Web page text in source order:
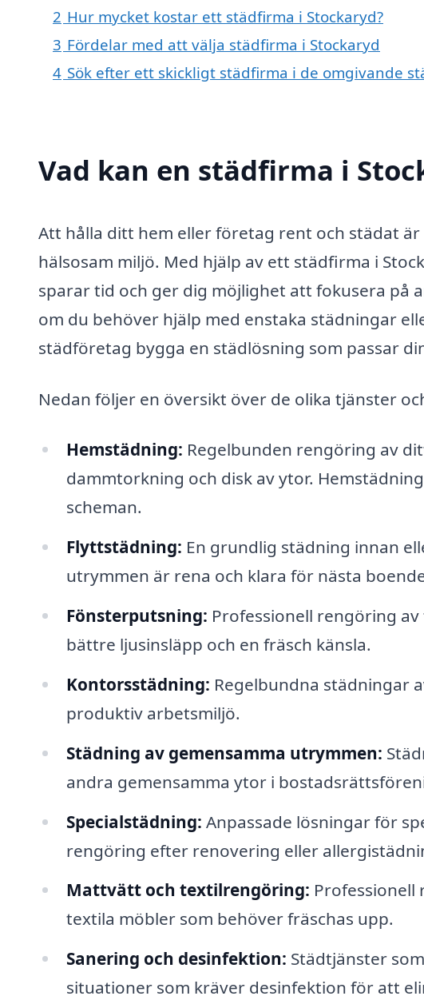
2 Hur mycket kostar ett städfirma i Stockaryd?
3 Fördelar med att välja städfirma i Stockaryd
4 Sök efter ett skickligt städfirma i de omgivande
Vad kan en städfirma i
Att hålla ditt hem eller företag rent och städat
hälsosam miljö. Med hjälp av ett städfirma i
sparar tid och ger dig möjlighet att fokusera på
om du behöver hjälp med enstaka städningar
städföretag bygga en städlösning som passar
Nedan följer en översikt över de olika tjänster
Hemstädning: Regelbunden rengöring av
dammtorkning och disk av ytor.
scheman.
Flyttstädning: En grundlig städning innan
utrymmen är rena och klara för nästa
Fönsterputsning: Professionell rengöring
bättre ljusinsläpp och en fräsch känsla.
Kontorsstädning: Regelbundna städningar
produktiv arbetsmiljö.
Städning av gemensamma utrymmen:
andra gemensamma ytor i
Specialstädning: Anpassade lösningar för
rengöring efter renovering eller
Mattvätt och textilrengöring: Professionell
textila möbler som behöver fräschas upp.
Sanering och desinfektion: Städtjänster
situationer som kräver desinfektion för att